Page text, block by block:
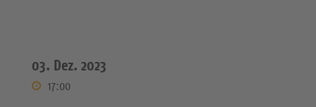
03. Dez. 2023
17:00